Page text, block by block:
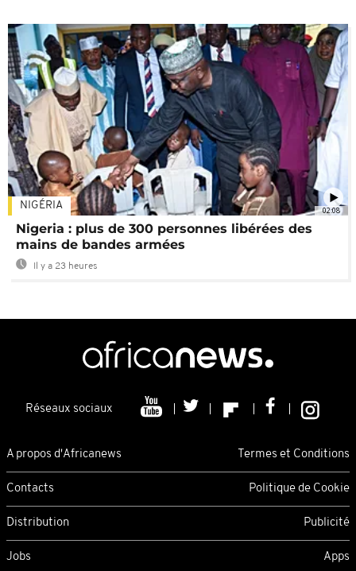
02:08
NIGÉRIA
Nigeria : plus de 300 personnes libérées des
mains de bandes armées
Il y a 23 heures
Réseaux sociaux
A propos d'Africanews Termes et Conditions
Contacts Politique de Cookie
Distribution Publicité
Jobs Apps